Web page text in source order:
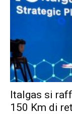
Italgas si
150 Km di